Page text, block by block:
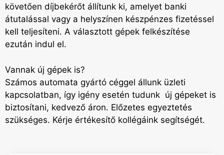
követően díjbekérőt állítunk ki, amelyet banki
átutalással vagy a helyszínen készpénzes fizetéssel
kell teljesíteni. A választott gépek felkészítése
ezután indul el.
Vannak új gépek is?
Számos automata gyártó céggel állunk üzleti
kapcsolatban, így igény esetén tudunk új gépeket is
biztosítani, kedvező áron. Előzetes egyeztetés
szükséges. Kérje értékesítő kollégáink segítségét.